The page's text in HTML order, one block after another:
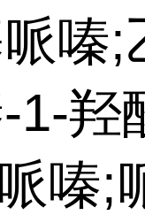
嗪;
1-羟
嗪;